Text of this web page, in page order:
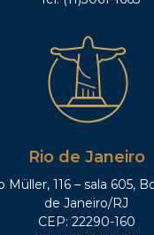
Rio de Janeiro
Müller, 116 – sala 605,
de Janeiro/RJ
CEP: 22290-160